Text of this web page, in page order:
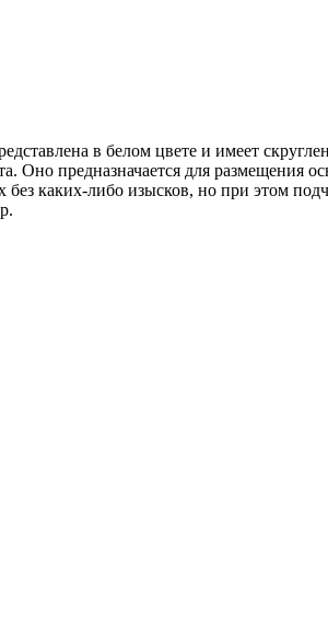
в белом цвете и имеет
Оно предназначается для
без каких-либо изысков, но при этом